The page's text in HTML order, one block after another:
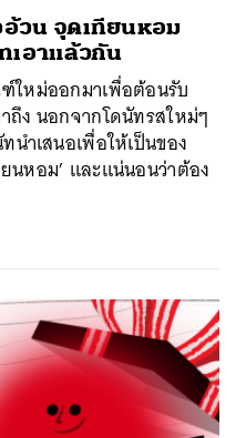
อ้วน จุดเทียนหอม
เอาแล้วกัน
หม่ออกมาเพื่อต้อนรับ
ถึง นอกจากโดนัทรสใหม่ๆ
ำเสนอเพื่อให้เป็นของ
หอม’ และแน่นอนว่าต้อง